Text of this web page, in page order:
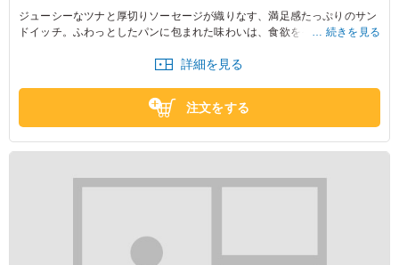
ジューシーなツナと厚切りソーセージが織りなす、満足感たっぷりのサン
ドイッチ。ふわっとしたパンに包まれた味わいは、食欲をそそります。明
続きを見る
詳細を見る
注文をする